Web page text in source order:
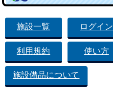
施設一覧 ログイン
利用規約 使い方
施設備品について